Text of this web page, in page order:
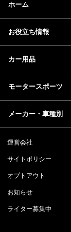
ホーム
お役立ち情報
カー用品
モータースポーツ
メーカー・車種別
運営会社
サイトポリシー
オプトアウト
お知らせ
ライター募集中